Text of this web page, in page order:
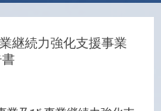
継続力強化支援事業